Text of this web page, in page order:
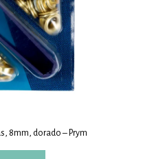
8mm, dorado – Prym